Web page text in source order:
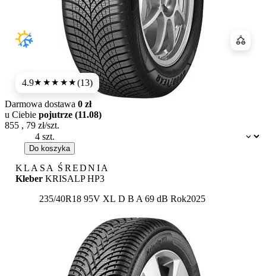
4.9★★★★★(13)
Dostępność:
Darmowa dostawa 0 zł
u Ciebie pojutrze (11.08)
855 , 79 zł/szt.
Do koszyka
KLASA ŚREDNIA
Kleber KRISALP HP3
235/40R18 95V XL Etykieta:
D B A 69 dB Rok2025